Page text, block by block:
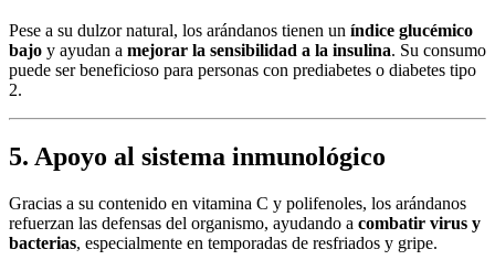
Pese a su dulzor natural, los arándanos tienen un índice glucémico
bajo y ayudan a mejorar la sensibilidad a la insulina. Su consumo
puede ser beneficioso para personas con prediabetes o diabetes tipo
2.
5. Apoyo al sistema inmunológico
Gracias a su contenido en vitamina C y polifenoles, los arándanos
refuerzan las defensas del organismo, ayudando a combatir virus y
bacterias, especialmente en temporadas de resfriados y gripe.